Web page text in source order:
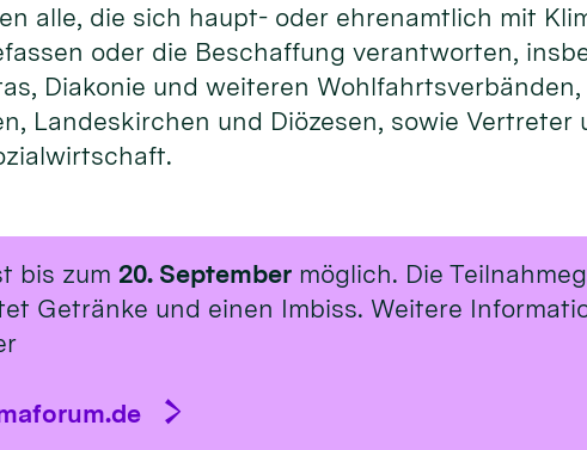
alle, die sich haupt- oder ehrenamtlich mit
oder die Beschaffung verantworten,
Diakonie und weiteren Wohlfahrtsverbänden,
Landeskirchen und Diözesen, sowie Vertreter
bis zum 20. September möglich. Die
Getränke und einen Imbiss. Weitere